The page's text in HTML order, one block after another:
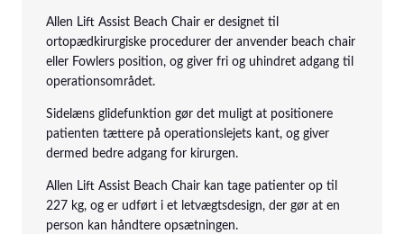
Allen Lift Assist Beach Chair er designet til
ortopædkirurgiske procedurer der anvender beach chair
eller Fowlers position, og giver fri og uhindret adgang til
operationsområdet.
Sidelæns glidefunktion gør det muligt at positionere
patienten tættere på operationslejets kant, og giver
dermed bedre adgang for kirurgen.
Allen Lift Assist Beach Chair kan tage patienter op til
227 kg, og er udført i et letvægtsdesign, der gør at en
person kan håndtere opsætningen.